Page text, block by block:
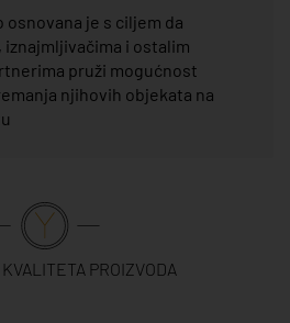
osnovana je s ciljem da
i ostalim
pruži mogućnost
njihovih objekata na
PROIZVODA